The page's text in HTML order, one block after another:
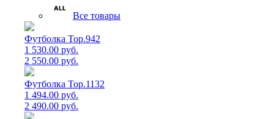
Все товары
Футболка Top.942
1 530.00 руб.
2 550.00 руб.
Футболка Top.1132
1 494.00 руб.
2 490.00 руб.